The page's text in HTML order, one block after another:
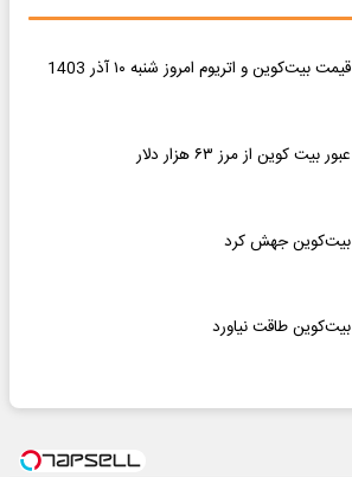
قیمت بیت‌کوین و اتریوم امروز شنبه ۱۰ آذر 1403
عبور بیت کوین از مرز ۶۳ هزار دلار
بیت‌کوین جهش کرد
بیت‌کوین طاقت نیاورد